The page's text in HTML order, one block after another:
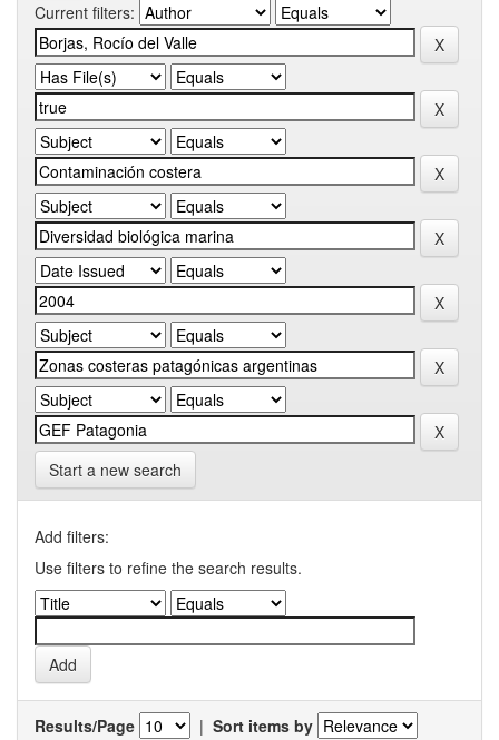
Current filters:
Start a new search
Add filters:
Use filters to refine the search results.
Results/Page | Sort items by